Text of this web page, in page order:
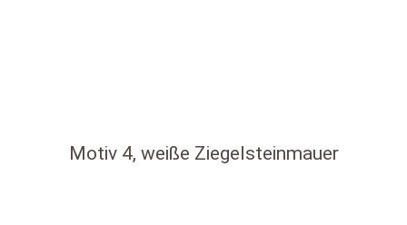
Motiv 4, weiße Ziegelsteinmauer